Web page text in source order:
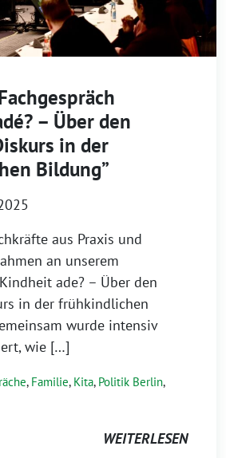
– Über den
in der
Bildung”
aus Praxis und
an unserem
ade? – Über den
in der frühkindlichen
wurde intensiv
wie […]
, Familie, Kita, Politik Berlin,
WEITERLESEN